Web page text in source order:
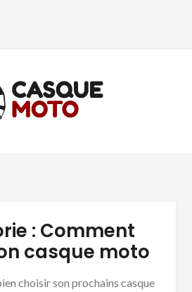
: Comment
casque moto
choisir son prochains casque